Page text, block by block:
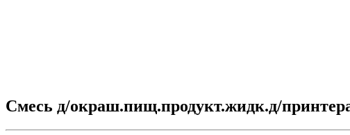
Смесь д/окраш.пищ.продукт.жидк.д/